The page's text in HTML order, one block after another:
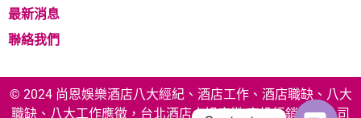
最新消息
聯絡我們
© 2024 尚恩娛樂酒店八大經紀、酒店工作、酒店職缺、八大
職缺、八大工作應徵，台北酒店小姐應徵 享投行銷有限公司